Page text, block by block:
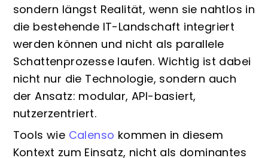
sondern längst Realität, wenn sie nahtlos in
die bestehende IT-Landschaft integriert
werden können und nicht als parallele
Schattenprozesse laufen. Wichtig ist dabei
nicht nur die Technologie, sondern auch
der Ansatz: modular, API-basiert,
nutzerzentriert.
Tools wie Calenso kommen in diesem
Kontext zum Einsatz, nicht als dominantes